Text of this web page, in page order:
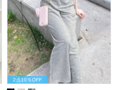
2点10％OFF